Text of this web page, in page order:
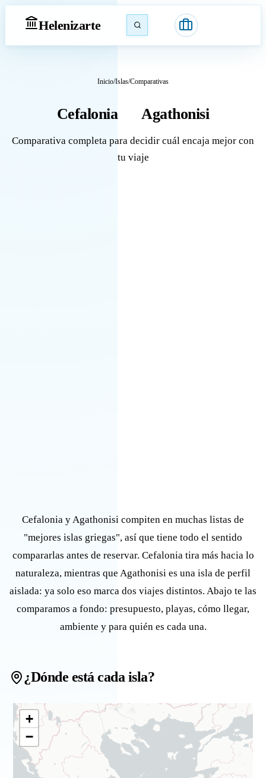
Helenizarte
Inicio/Islas/Comparativas
Cefalonia Agathonisi
Comparativa completa para decidir cuál encaja mejor con
tu viaje
Cefalonia y Agathonisi compiten en muchas listas de
"mejores islas griegas", así que tiene todo el sentido
compararlas antes de reservar. Cefalonia tira más hacia lo
naturaleza, mientras que Agathonisi es una isla de perfil
aislada: ya solo eso marca dos viajes distintos. Abajo te las
comparamos a fondo: presupuesto, playas, cómo llegar,
ambiente y para quién es cada una.
¿Dónde está cada isla?
+
−